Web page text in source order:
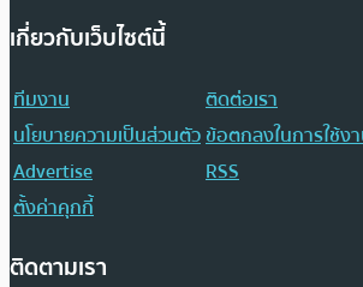
เกี่ยวกับเว็บไซต์นี้
ทีมงาน
ติดต่อเรา
นโยบายความเป็นส่วนตัวข้อตกลงในการใช้ง
Advertise
RSS
ตั้งค่าคุกกี้
ติดตามเรา